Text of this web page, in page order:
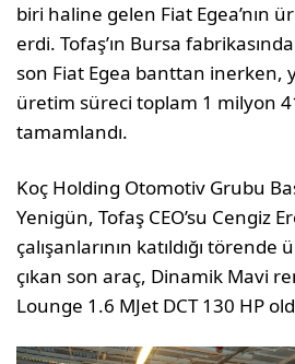
biri haline gelen Fiat Egea’nın
erdi. Tofaş’ın Bursa
son Fiat Egea banttan inerken,
üretim süreci toplam 1 milyon
tamamlandı.
Koç Holding Otomotiv Grubu
Yenigün, Tofaş CEO’su Cengiz
çalışanlarının katıldığı
çıkan son araç, Dinamik Mavi
Lounge 1.6 MJet DCT 130 HP